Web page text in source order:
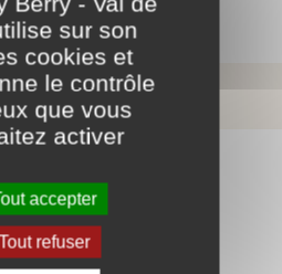
contenu
aussi...
sur son
cookies et
le contrôle
que vous
activer
accepter
refuser